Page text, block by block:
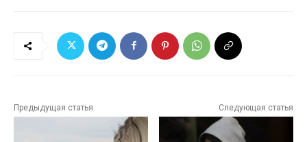
Предыдущая статья Следующая статья